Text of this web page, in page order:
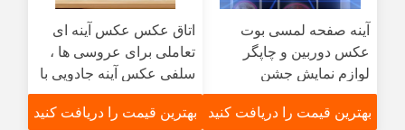
آینه صفحه لمسی بوت
عکس دوربین و چاپگر
لوازم نمایش جشن
عروسی
بهترین قیمت را دریافت کنید
اتاق عکس عکس آینه ای
تعاملی برای عروسی ها ،
سلفی عکس آینه جادویی با
دوربین داخلی
بهترین قیمت را دریافت کنید